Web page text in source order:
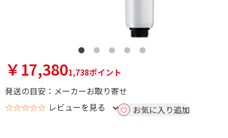
￥17,3801,738ポイント
発送の目安：メーカーお取り寄せ
☆☆☆☆☆ レビューを見る お気に入り追加